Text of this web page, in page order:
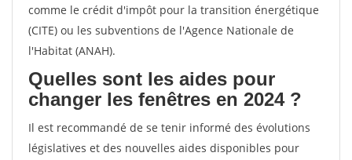
comme le crédit d'impôt pour la transition énergétique
(CITE) ou les subventions de l'Agence Nationale de
l'Habitat (ANAH).
Quelles sont les aides pour
changer les fenêtres en 2024 ?
Il est recommandé de se tenir informé des évolutions
législatives et des nouvelles aides disponibles pour